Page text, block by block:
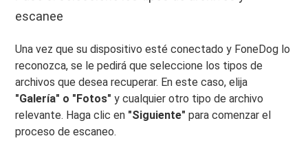
escanee
Una vez que su dispositivo esté conectado y FoneDog lo
reconozca, se le pedirá que seleccione los tipos de
archivos que desea recuperar. En este caso, elija
"Galería" o "Fotos" y cualquier otro tipo de archivo
relevante. Haga clic en "Siguiente" para comenzar el
proceso de escaneo.